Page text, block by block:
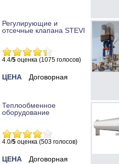
Регулирующие и
отсечные клапана STEVI
4.4/5 оценка (1075 голосов)
ЦЕНА Договорная
Теплообменное
оборудование
4.0/5 оценка (503 голосов)
ЦЕНА Договорная